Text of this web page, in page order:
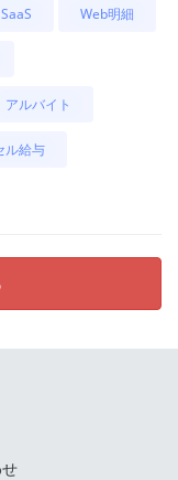
SaaS Web明細
アルバイト
ル給与